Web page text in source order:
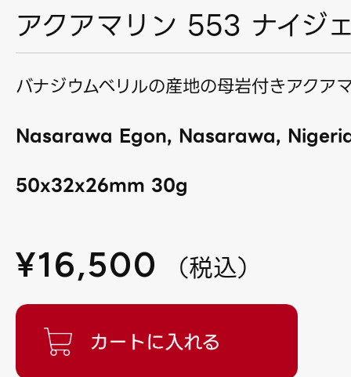
アクアマリン 553 ナイジ
バナジウムベリルの産地の母岩付きアクア
Nasarawa Egon, Nasarawa,
50x32x26mm 30g
¥16,500 （税込）